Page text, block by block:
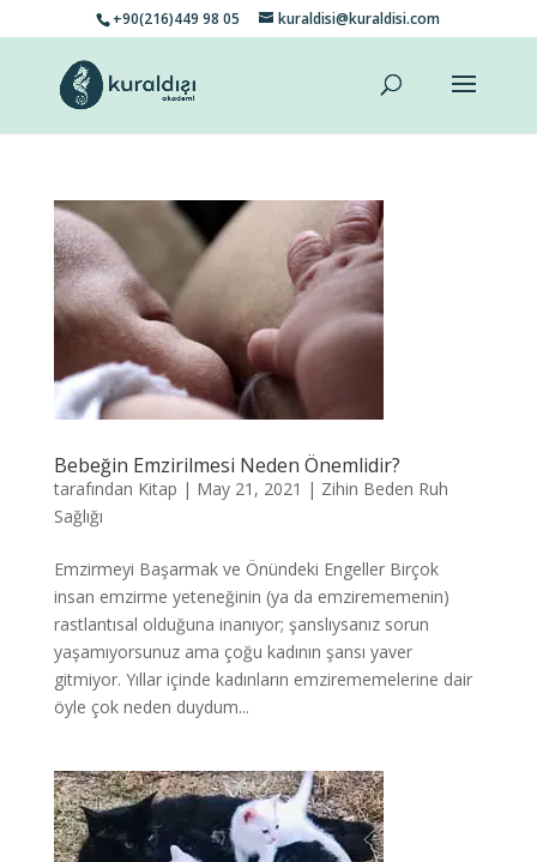
+90(216)449 98 05 kuraldisi@kuraldisi.com
Bebeğin Emzirilmesi Neden Önemlidir?
tarafından Kitap | May 21, 2021 | Zihin Beden Ruh
Sağlığı
Emzirmeyi Başarmak ve Önündeki Engeller Birçok
insan emzirme yeteneğinin (ya da emzirememenin)
rastlantısal olduğuna inanıyor; şanslıysanız sorun
yaşamıyorsunuz ama çoğu kadının şansı yaver
gitmiyor. Yıllar içinde kadınların emzirememelerine dair
öyle çok neden duydum...